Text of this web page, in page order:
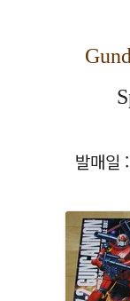
발매